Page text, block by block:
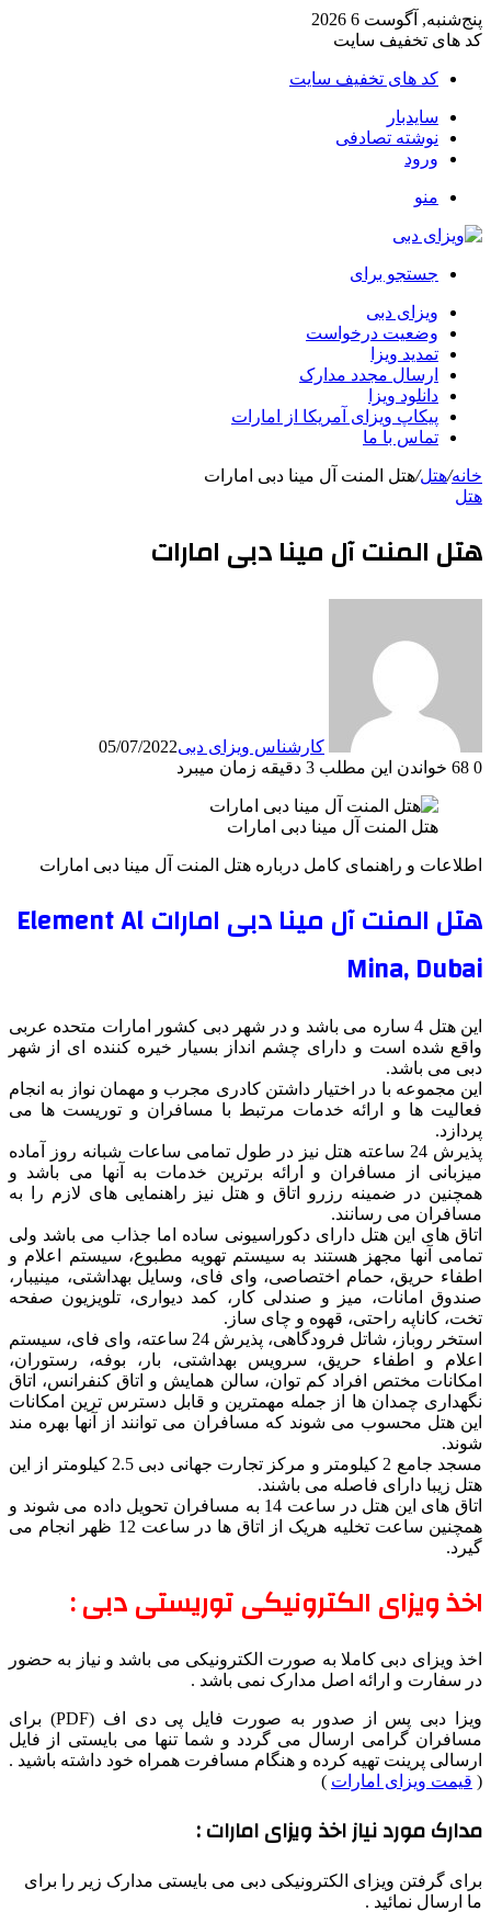
پنج‌شنبه, آگوست 6 2026
کد های تخفیف سایت
کد های تخفیف سایت
سایدبار
نوشته تصادفی
ورود
منو
جستجو برای
ویزای دبی
وضعیت درخواست
تمدید ویزا
ارسال مجدد مدارک
دانلود ویزا
پیکاپ ویزای آمریکا از امارات
تماس با ما
خانه/هتل/هتل المنت آل مینا دبی امارات
هتل
هتل المنت آل مینا دبی امارات
کارشناس ویزای دبی05/07/2022
0
خواندن این مطلب 3 دقیقه زمان میبرد
هتل المنت آل مینا دبی امارات
اطلاعات و راهنمای کامل درباره هتل المنت آل مینا دبی امارات
هتل المنت آل مینا دبی امارات Element Al
Mina, Dubai
این هتل 4 ساره می باشد و در شهر دبی کشور امارات متحده عربی
واقع شده است و دارای چشم انداز بسیار خیره کننده ای از شهر
دبی می باشد.
این مجموعه با در اختیار داشتن کادری مجرب و مهمان نواز به انجام
فعالیت ها و ارائه خدمات مرتبط با مسافران و توریست ها می
پردازد.
پذیرش 24 ساعته هتل نیز در طول تمامی ساعات شبانه روز آماده
میزبانی از مسافران و ارائه برترین خدمات به آنها می باشد و
همچنین در ضمینه رزرو اتاق و هتل نیز راهنمایی های لازم را به
مسافران می رسانند.
اتاق های این هتل دارای دکوراسیونی ساده اما جذاب می باشد ولی
تمامی آنها مجهز هستند به سیستم تهویه مطبوع، سیستم اعلام و
اطفاء حریق، حمام اختصاصی، وای فای، وسایل بهداشتی، مینیبار،
صندوق امانات، میز و صندلی کار، کمد دیواری، تلویزیون صفحه
تخت، کاناپه راحتی، قهوه و چای ساز.
استخر روباز، شاتل فرودگاهی، پذیرش 24 ساعته، وای فای، سیستم
اعلام و اطفاء حریق، سرویس بهداشتی، بار، بوفه، رستوران،
امکانات مختص افراد کم توان، سالن همایش و اتاق کنفرانس، اتاق
نگهداری چمدان ها از جمله مهمترین و قابل دسترس ترین امکانات
این هتل محسوب می شوند که مسافران می توانند از آنها بهره مند
شوند.
مسجد جامع 2 کیلومتر و مرکز تجارت جهانی دبی 2.5 کیلومتر از این
هتل زیبا دارای فاصله می باشند.
اتاق های این هتل در ساعت 14 به مسافران تحویل داده می شوند و
همچنین ساعت تخلیه هریک از اتاق ها در ساعت 12 ظهر انجام می
گیرد.
اخذ ویزای الکترونیکی توریستی دبی :
اخذ ویزای دبی کاملا به صورت الکترونیکی می باشد و نیاز به حضور
در سفارت و ارائه اصل مدارک نمی باشد .
ویزا دبی پس از صدور به صورت فایل پی دی اف (PDF) برای
مسافران گرامی ارسال می گردد و شما تنها می بایستی از فایل
ارسالی پرینت تهیه کرده و هنگام مسافرت همراه خود داشته باشید .
( قیمت ویزای امارات )
مدارک مورد نیاز اخذ ویزای امارات :
برای گرفتن ویزای الکترونیکی دبی می بایستی مدارک زیر را برای
ما ارسال نمائید .